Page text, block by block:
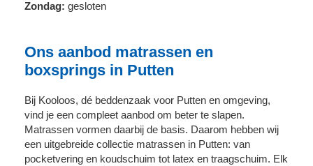
Zondag: gesloten
Ons aanbod matrassen en
boxsprings in Putten
Bij Kooloos, dé beddenzaak voor Putten en omgeving,
vind je een compleet aanbod om beter te slapen.
Matrassen vormen daarbij de basis. Daarom hebben wij
een uitgebreide collectie matrassen in Putten: van
pocketvering en koudschuim tot latex en traagschuim. Elk